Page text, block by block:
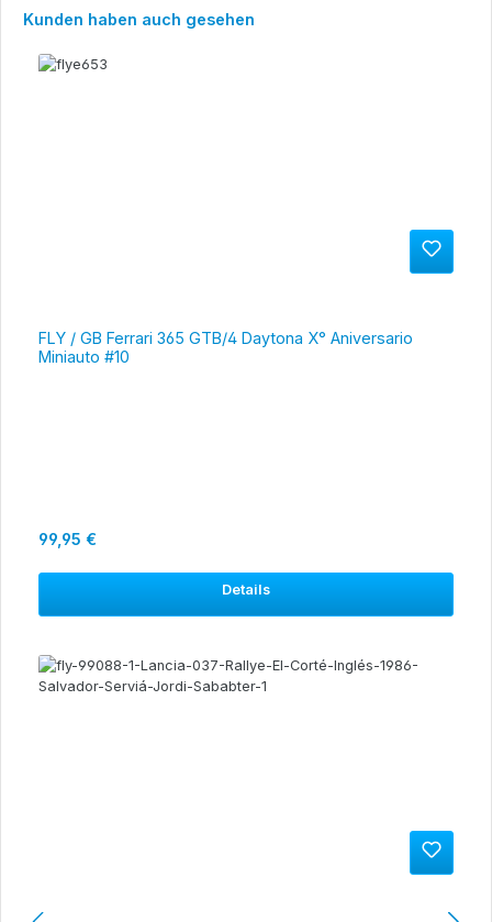
Produktgalerie überspringen
Kunden haben auch gesehen
FLY / GB Ferrari 365 GTB/4 Daytona X° Aniversario
Miniauto #10
Regulärer Preis:
99,95 €
Details